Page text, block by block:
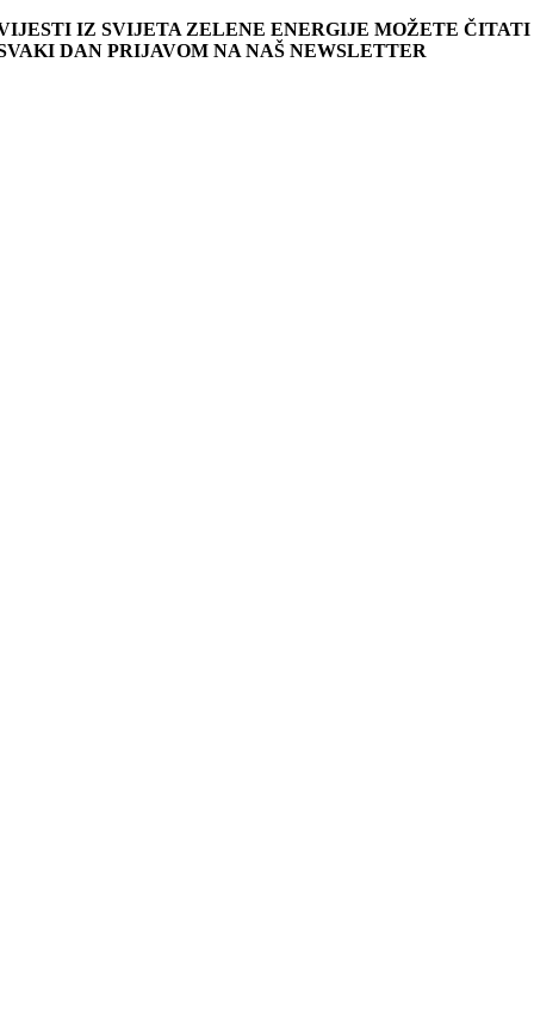
IZ SVIJETA ZELENE ENERGIJE MOŽETE ČITATI
DAN PRIJAVOM NA NAŠ NEWSLETTER